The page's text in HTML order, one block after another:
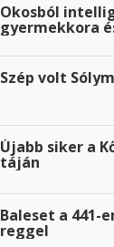
Okosból
gyermekkora
Szép volt
Újabb siker a
táján
Baleset a 441-
reggel